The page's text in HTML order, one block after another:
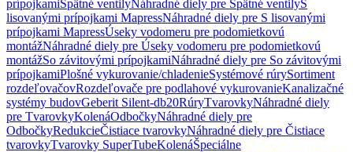
prípojkamiSpätné ventilyNáhradné diely pre Spätné ventilyS
lisovanými prípojkami MapressNáhradné diely pre S lisovanými
prípojkami MapressÚseky vodomeru pre podomietkovú
montážNáhradné diely pre Úseky vodomeru pre podomietkovú
montážSo závitovými prípojkamiNáhradné diely pre So závitovými
prípojkamiPlošné vykurovanie/chladenieSystémové rúrySortiment
rozdeľovačovRozdeľovače pre podlahové vykurovanieKanalizačné
systémy budovGeberit Silent-db20RúryTvarovkyNáhradné diely
pre TvarovkyKolenáOdbočkyNáhradné diely pre
OdbočkyRedukcieČistiace tvarovkyNáhradné diely pre Čistiace
tvarovkyTvarovky SuperTubeKolenáŠpeciálne